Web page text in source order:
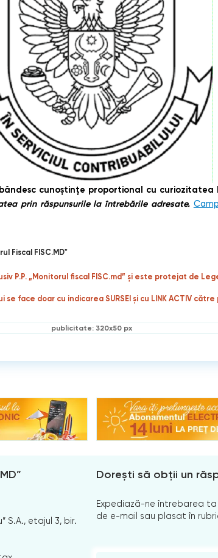
cunoștințe proportional cu curiozitatea
prin răspunsurile la întrebările adresate.
Fiscal FISC.MD"
P.P. „Monitorul fiscal FISC.md” și este protejat de
face doar cu indicarea SURSEI și cu LINK ACTIV
publicitate: 320x50 px
S.A., etajul 3, bir.
Dorești să obții un
Expediază-ne întrebarea
de e-mail sau plasat în